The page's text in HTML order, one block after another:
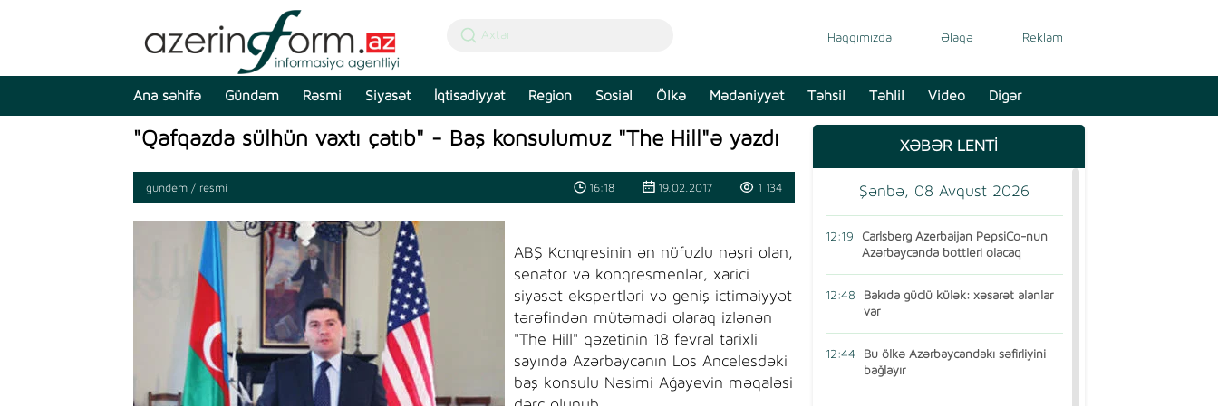
Haqqımızda Əlaqə Reklam
Ana səhifə Gündəm Rəsmi Siyasət İqtisadiyyat Region Sosial Ölkə Mədəniyyət Təhsil Təhlil Video Digər
"Qafqazda sülhün vaxtı çatıb" - Baş konsulumuz "The Hill"ə yazdı
gundem / resmi 16:18 19.02.2017 1 134
ABŞ Konqresinin ən nüfuzlu nəşri olan,
senator və konqresmenlər, xarici
siyasət ekspertləri və geniş ictimaiyyət
tərəfindən mütəmadi olaraq izlənən
"The Hill" qəzetinin 18 fevral tarixli
sayında Azərbaycanın Los Ancelesdəki
baş konsulu Nəsimi Ağayevin məqaləsi
XƏBƏR LENTİ
Şənbə, 08 Avqust 2026
12:19
Carlsberg Azerbaijan PepsiCo-nun
Azərbaycanda bottleri olacaq
12:48
Bakıda güclü külək: xəsarət alanlar
var
12:44
Bu ölkə Azərbaycandakı səfirliyini
bağlayır